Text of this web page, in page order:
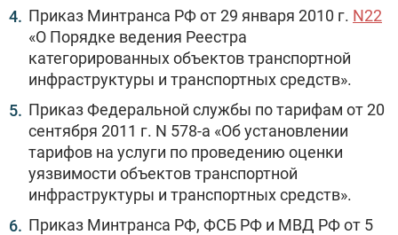
Приказ Минтранса РФ от 29 января 2010 г. N22
«О Порядке ведения Реестра
категорированных объектов транспортной
инфраструктуры и транспортных средств».
Приказ Федеральной службы по тарифам от 20
сентября 2011 г. N 578-а «Об установлении
тарифов на услуги по проведению оценки
уязвимости объектов транспортной
инфраструктуры и транспортных средств».
Приказ Минтранса РФ, ФСБ РФ и МВД РФ от 5